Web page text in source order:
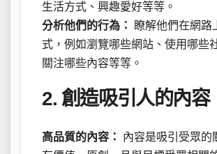
生活方式、興趣愛好等等。
分析他們的行為：
瞭解他們在網路
式，例如瀏覽哪些網站、使用哪些
關注哪些內容等等。
2. 創造吸引人的內容
高品質的內容：
內容是吸引受眾的